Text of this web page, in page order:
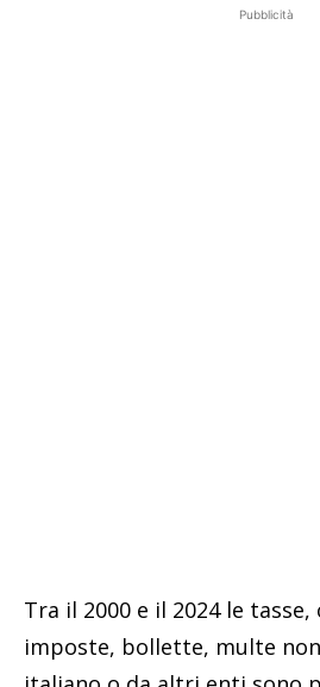
Pubblicità
Tra il 2000 e il 2024 le
imposte, bollette, multe